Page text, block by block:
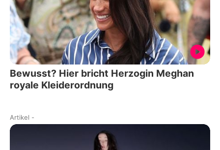
Bewusst? Hier bricht Herzogin Meghan
royale Kleiderordnung
Artikel -